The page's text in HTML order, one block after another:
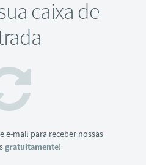
caixa de
e-mail para receber nossas
gratuitamente!